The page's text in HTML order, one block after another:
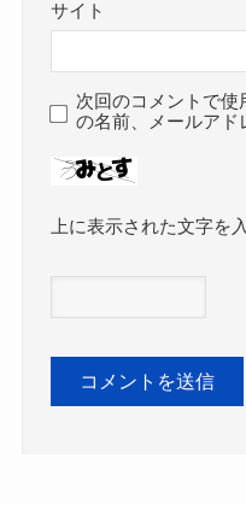
サイト
次回のコメントで使
の名前、メールアド
上に表示された文字を